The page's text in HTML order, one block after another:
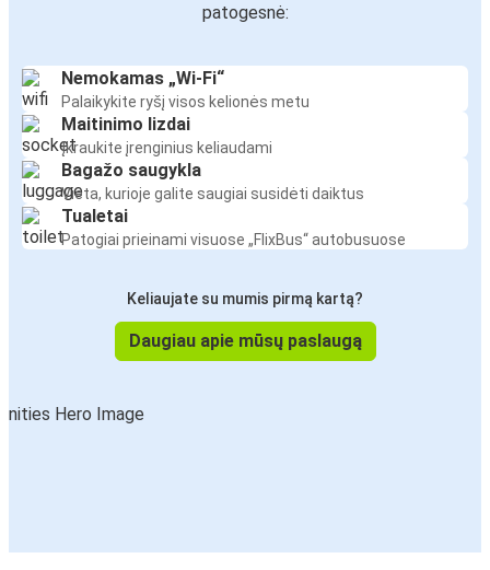
patogesnė:
Nemokamas „Wi-Fi“
Palaikykite ryšį visos kelionės metu
Maitinimo lizdai
Įkraukite įrenginius keliaudami
Bagažo saugykla
Vieta, kurioje galite saugiai susidėti daiktus
Tualetai
Patogiai prieinami visuose „FlixBus“ autobusuose
Keliaujate su mumis pirmą kartą?
Daugiau apie mūsų paslaugą